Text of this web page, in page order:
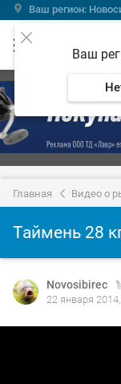
Ваш регион:
Ваш
Главная Видео о
Таймень 28
Novosibirec
22 января